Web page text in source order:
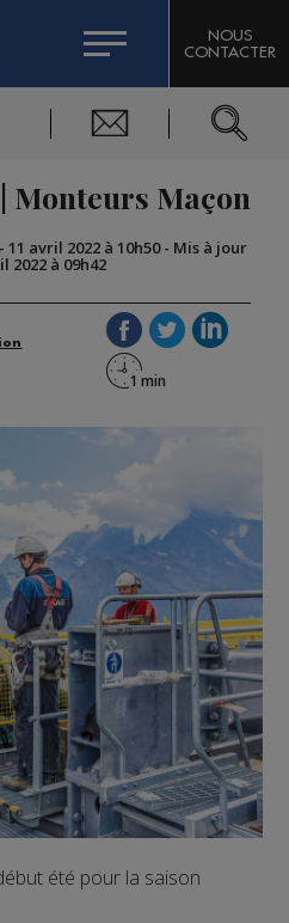
DE L'EXPERT
MACHINERY
DOMAINES SKIABLES
BIGARD
DU MONT-BLANC
NOUS
CONTACTER
Monteurs Maçon
11 avril 2022 à 10h50- Mis à jour
2022 à 09h42
été pour la saison